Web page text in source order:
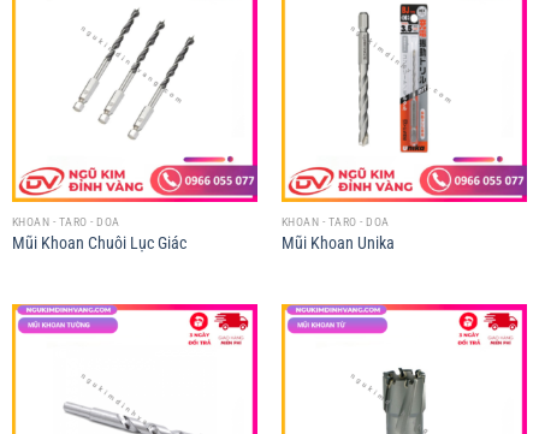
KHOAN - TARO - DOA
Mũi Khoan Chuôi Lục Giác
KHOAN - TARO - DOA
Mũi Khoan Unika